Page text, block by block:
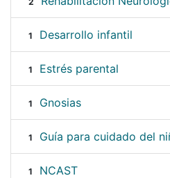
1 Desarrollo infantil
1 Estrés parental
1 Gnosias
1 Guía para cuidado del
1 NCAST